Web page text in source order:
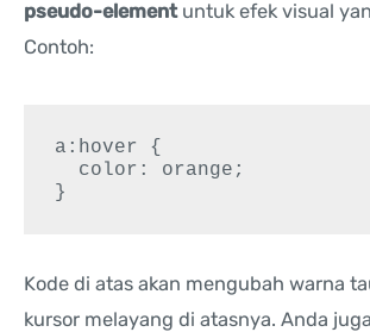
pseudo-elementuntuk efek visual
Contoh:
a:hover {
Kode di atas akan mengubah warna
kursor melayang di atasnya. Anda